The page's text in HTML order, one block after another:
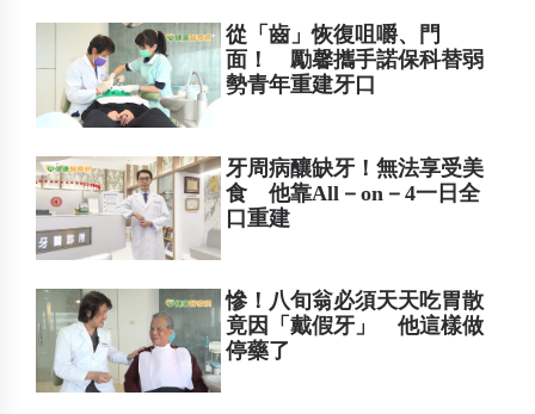
從「齒」恢復咀嚼、門
面！ 勵馨攜手諾保科替弱
勢青年重建牙口
牙周病釀缺牙！無法享受美
食 他靠All－on－4一日全
口重建
慘！八旬翁必須天天吃胃散
竟因「戴假牙」 他這樣做
停藥了